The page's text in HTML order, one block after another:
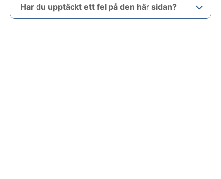
Har du upptäckt ett fel på den här sidan?